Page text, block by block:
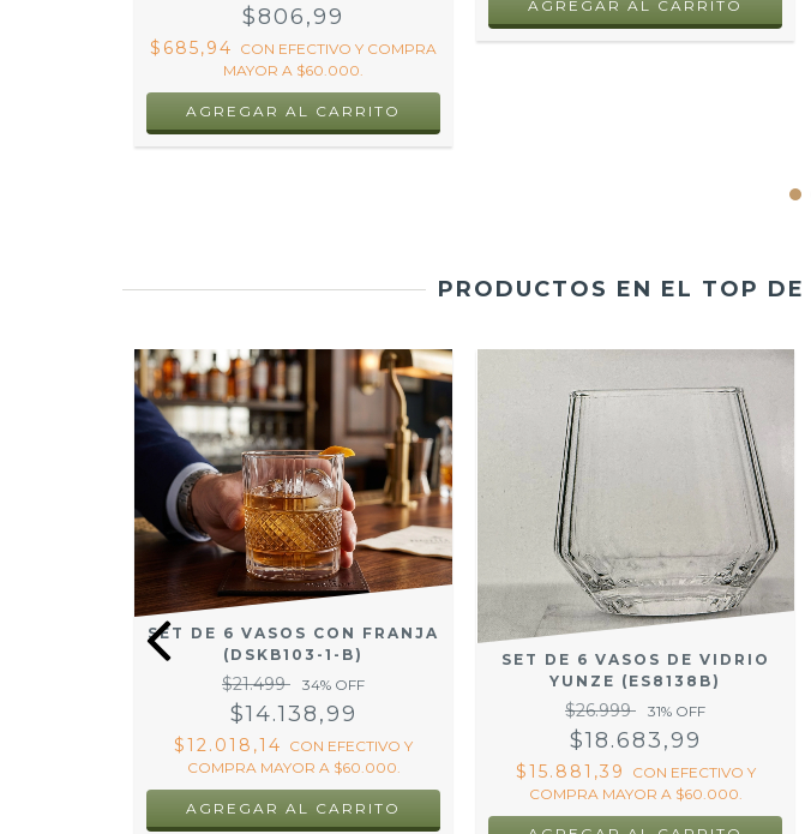
$806,99
$685,94 CON EFECTIVO Y COMPRA
MAYOR A $60.000.
PRODUCTOS EN EL TOP
SET DE 6 VASOS CON FRANJA
(DSKB103-1-B)
$21.499 34% OFF
$14.138,99
$12.018,14 CON EFECTIVO Y
COMPRA MAYOR A $60.000.
SET DE 6 VASOS DE VIDRIO
YUNZE (ES8138B)
$26.999 31% OFF
$18.683,99
$15.881,39 CON EFECTIVO Y
COMPRA MAYOR A $60.000.